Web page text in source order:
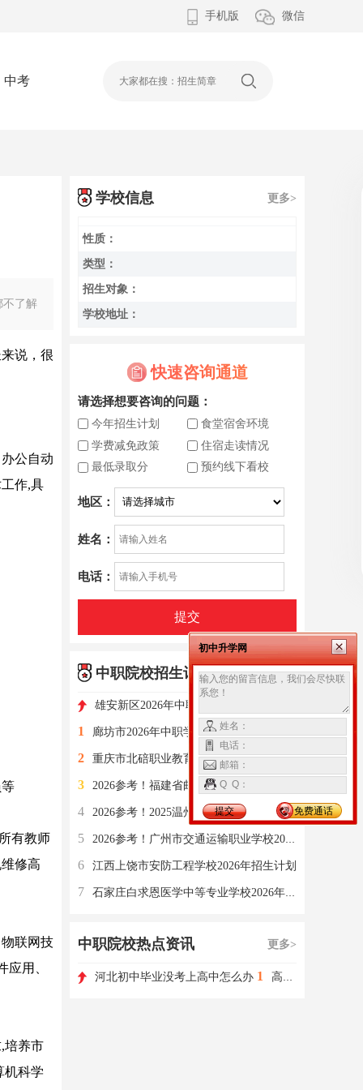
手机版 微信
中考
不了解
说，很
公自动
作,具
有教师
修高
联网技
应用、
培养市
机科学
学校信息 更多>
性质：
类型：
招生对象：
学校地址：
快速咨询通道
请选择想要咨询的问题：
今年招生计划
食堂宿舍环境
学费减免政策
住宿走读情况
最低录取分
预约线下看校
地区：
姓名：
电话：
提交
中职院校招生计划 更多>
雄安新区2026年中职学校征集志愿公告
1 廊坊市2026年中职学校招生计划
2 重庆市北碚职业教育中心2026年招生计划
3 2026参考！福建省邮电学校2025年招生计划
4 2026参考！2025温州市职业中等专业学校招生计划
5 2026参考！广州市交通运输职业学校2025年招生计划
6 江西上饶市安防工程学校2026年招生计划
7 石家庄白求恩医学中等专业学校2026年招生计划
中职院校热点资讯 更多>
河北初中毕业没考上高中怎么办 1 高职单招如何选择学校和专业?
初中升学网
姓名：
电话：
邮箱：
Q Q：
提交 免费通话